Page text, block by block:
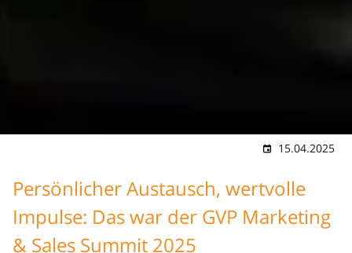
15.04.2025
Persönlicher Austausch, wertvolle
Impulse: Das war der GVP Marketing
& Sales Summit 2025